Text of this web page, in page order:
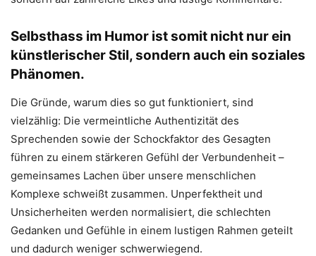
Selbsthass im Humor ist somit nicht nur ein
künstlerischer Stil, sondern auch ein soziales
Phänomen.
Die Gründe, warum dies so gut funktioniert, sind
vielzählig: Die vermeintliche Authentizität des
Sprechenden sowie der Schockfaktor des Gesagten
führen zu einem stärkeren Gefühl der Verbundenheit –
gemeinsames Lachen über unsere menschlichen
Komplexe schweißt zusammen. Unperfektheit und
Unsicherheiten werden normalisiert, die schlechten
Gedanken und Gefühle in einem lustigen Rahmen geteilt
und dadurch weniger schwerwiegend.